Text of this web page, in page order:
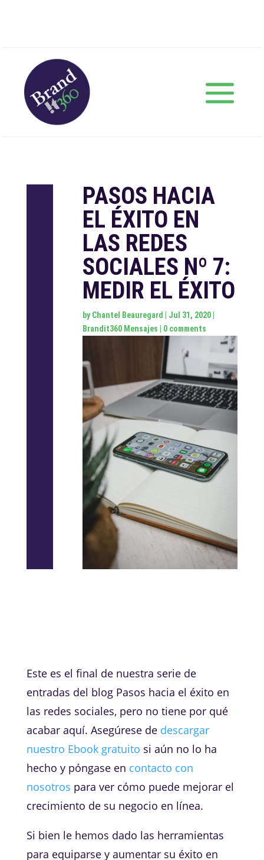
PASOS HACIA
EL ÉXITO EN
LAS REDES
SOCIALES Nº 7:
MEDIR EL ÉXITO
byChantel Beauregard Jul 31, 2020|
Brandit360 Mensajes
0 comments
Este es el final de nuestra serie de
entradas del blog Pasos hacia el éxito en
las redes sociales, pero no tiene por qué
acabar aquí. Asegúrese de descargar
nuestro Ebook gratuito si aún no lo ha
hecho y póngase en contacto con
nosotros para ver cómo puede mejorar el
crecimiento de su negocio en línea.
Si bien le hemos dado las herramientas
para equiparse y aumentar su éxito en